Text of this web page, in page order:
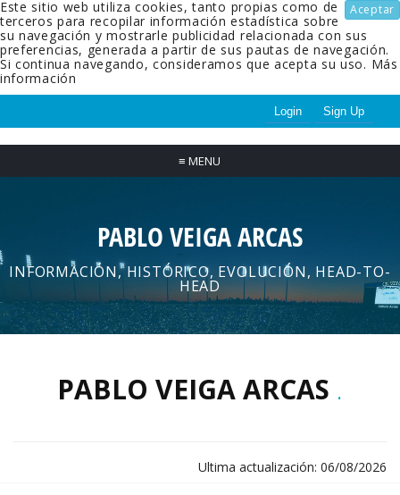
Aceptar
Este sitio web utiliza cookies, tanto propias como de
terceros para recopilar información estadística sobre
su navegación y mostrarle publicidad relacionada con sus
preferencias, generada a partir de sus pautas de navegación.
Si continua navegando, consideramos que acepta su uso. Más
información
Login Sign Up
≡ MENU
PABLO VEIGA ARCAS
INFORMACIÓN, HISTÓRICO, EVOLUCIÓN, HEAD-TO-
HEAD
PABLO VEIGA ARCAS .
Ultima actualización: 06/08/2026